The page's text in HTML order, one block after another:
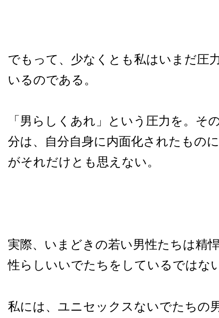
でもって、少なくとも私はいまだ圧
いるのである。
「男らしくあれ」という圧力を。そ
分は、自分自身に内面化されたもの
がそれだけとも思えない。
実際、いまどきの若い男性たちは精
性らしいいでたちをしているではな
私には、ユニセックスないでたちの